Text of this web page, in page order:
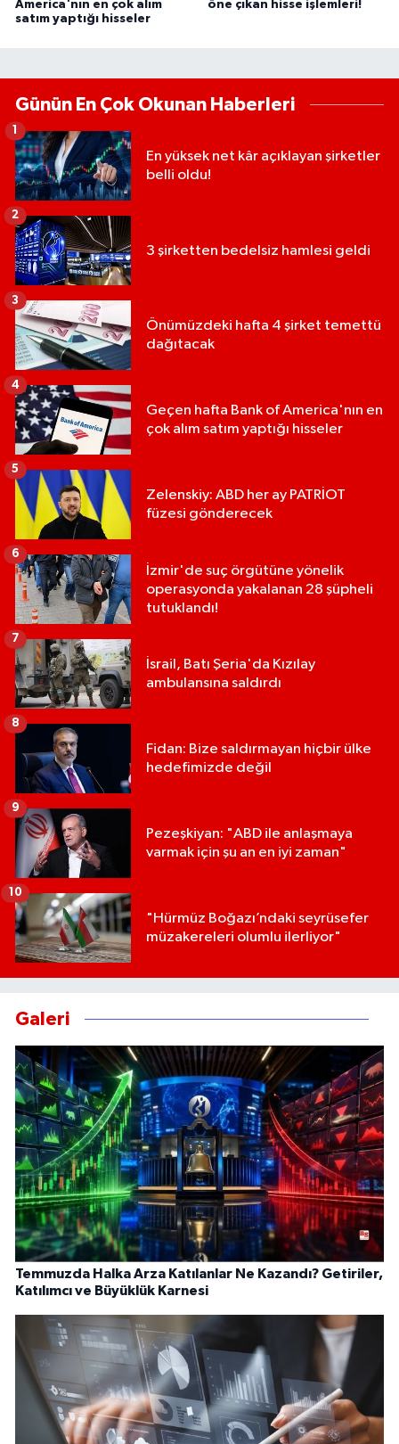
America'nın en çok alım
satım yaptığı hisseler
öne çıkan hisse işlemleri!
Günün En Çok Okunan Haberleri
En yüksek net kâr açıklayan şirketler
belli oldu!
3 şirketten bedelsiz hamlesi geldi
2
Önümüzdeki hafta 4 şirket temettü
dağıtacak
3
Geçen hafta Bank of America'nın en
çok alım satım yaptığı hisseler
4
Zelenskiy: ABD her ay PATRİOT
füzesi gönderecek
5
İzmir'de suç örgütüne yönelik
operasyonda yakalanan 28 şüpheli
tutuklandı!
6
İsrail, Batı Şeria'da Kızılay
ambulansına saldırdı
7
Fidan: Bize saldırmayan hiçbir ülke
hedefimizde değil
8
Pezeşkiyan: "ABD ile anlaşmaya
varmak için şu an en iyi zaman"
9
"Hürmüz Boğazı’ndaki seyrüsefer
müzakereleri olumlu ilerliyor"
10
Galeri
Temmuzda Halka Arza Katılanlar Ne Kazandı? Getiriler,
Katılımcı ve Büyüklük Karnesi